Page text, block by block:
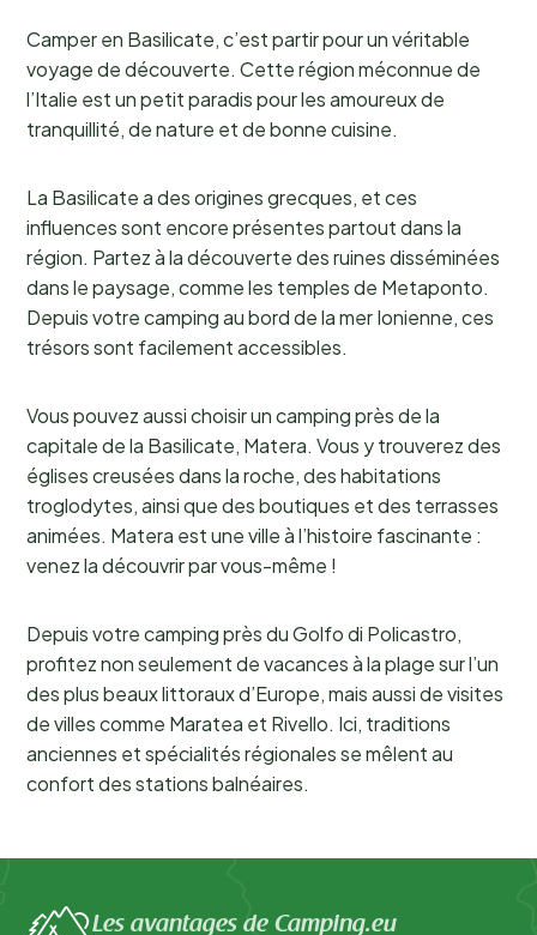
Camper en Basilicate, c’est partir pour un véritable
voyage de découverte. Cette région méconnue de
l’Italie est un petit paradis pour les amoureux de
tranquillité, de nature et de bonne cuisine.
La Basilicate a des origines grecques, et ces
influences sont encore présentes partout dans la
région. Partez à la découverte des ruines disséminées
dans le paysage, comme les temples de Metaponto.
Depuis votre camping au bord de la mer Ionienne, ces
trésors sont facilement accessibles.
Vous pouvez aussi choisir un camping près de la
capitale de la Basilicate, Matera. Vous y trouverez des
églises creusées dans la roche, des habitations
troglodytes, ainsi que des boutiques et des terrasses
animées. Matera est une ville à l’histoire fascinante :
venez la découvrir par vous-même !
Depuis votre camping près du Golfo di Policastro,
profitez non seulement de vacances à la plage sur l’un
des plus beaux littoraux d’Europe, mais aussi de visites
de villes comme Maratea et Rivello. Ici, traditions
anciennes et spécialités régionales se mêlent au
confort des stations balnéaires.
Les avantages de Camping.eu